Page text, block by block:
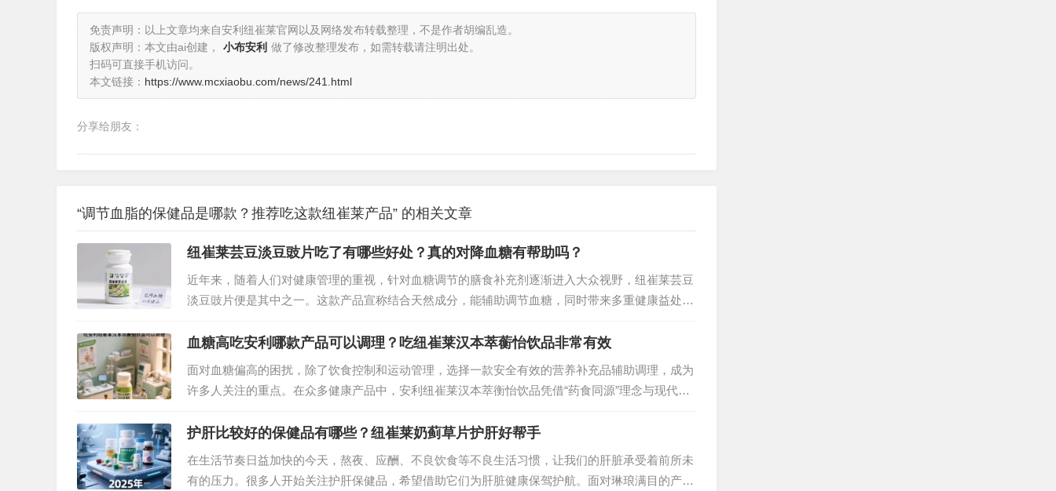
免责声明：以上文章均来自安利纽崔莱官网以及网络发布转载整理，不是作者胡编乱造。
版权声明：本文由ai创建，
小布安利 做了修改整理发布，如需转载请注明出处。
扫码可直接手机访问。
本文链接： https://www.mcxiaobu.com/news/241.html
分享给朋友：
“调节血脂的保健品是哪款？推荐吃这款纽崔莱产品” 的相关文章
纽崔莱芸豆淡豆豉片吃了有哪些好处？真的对降血糖有帮助吗？
近年来，随着人们对健康管理的重视，针对血糖调节的膳食补充剂逐渐进入大众视野，纽崔莱芸豆
淡豆豉片便是其中之一。这款产品宣称结合天然成分，能辅助调节血糖，同时带来多重健康益处。
它的实际效果究竟如何？我们从成分、原理及科学依据出发，详细分析如下：…
血糖高吃安利哪款产品可以调理？吃纽崔莱汉本萃蘅怡饮品非常有效
面对血糖偏高的困扰，除了饮食控制和运动管理，选择一款安全有效的营养补充品辅助调理，成为
许多人关注的重点。在众多健康产品中，安利纽崔莱汉本萃衡怡饮品凭借“药食同源”理念与现代营
养科技的结合，成为调理血糖的优质之选。它如何从根源改善血糖代谢？又有哪些值得信赖的优
势？今天就为大家详细解析。…
护肝比较好的保健品有哪些？纽崔莱奶蓟草片护肝好帮手
在生活节奏日益加快的今天，熬夜、应酬、不良饮食等不良生活习惯，让我们的肝脏承受着前所未
有的压力。很多人开始关注护肝保健品，希望借助它们为肝脏健康保驾护航。面对琳琅满目的产